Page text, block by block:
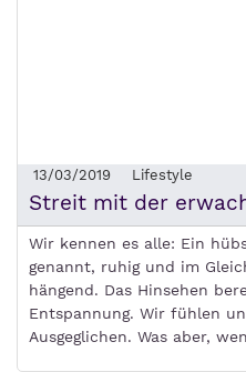
13/03/2019 Lifestyle
Streit mit der
Wir kennen es alle: Ein
genannt, ruhig und im
hängend. Das Hinsehen
Entspannung. Wir fühlen
Ausgeglichen. Was aber,